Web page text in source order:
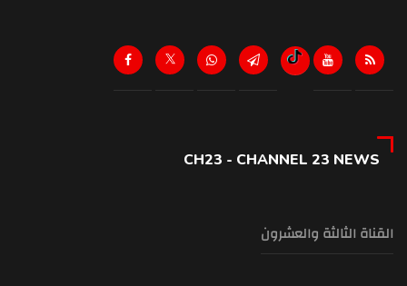
CH23 - CHANNEL 23 NEWS
القناة الثالثة والعشرون